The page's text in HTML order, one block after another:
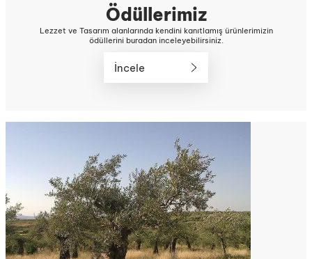
Ödüllerimiz
Lezzet ve Tasarım alanlarında kendini kanıtlamış ürünlerimizin
ödüllerini buradan inceleyebilirsiniz.
İncele